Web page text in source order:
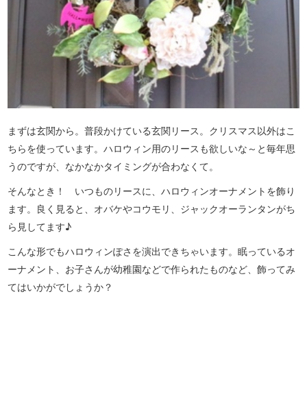
まずは玄関から。普段かけている玄関リース。クリスマス以外はこ
ちらを使っています。ハロウィン用のリースも欲しいな～と毎年思
うのですが、なかなかタイミングが合わなくて。
そんなとき！ いつものリースに、ハロウィンオーナメントを飾り
ます。良く見ると、オバケやコウモリ、ジャックオーランタンがち
ら見してます♪
こんな形でもハロウィンぽさを演出できちゃいます。眠っているオ
ーナメント、お子さんが幼稚園などで作られたものなど、飾ってみ
てはいかがでしょうか？